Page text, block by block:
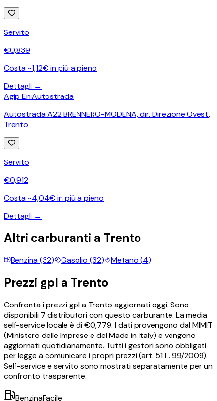
Servito
€0,839
Costa ~1,12€ in più a pieno
Dettagli →
Agip EniAutostrada
Autostrada A22 BRENNERO-MODENA, dir. Direzione Ovest,
Trento
Servito
€0,912
Costa ~4,04€ in più a pieno
Dettagli →
Altri carburanti a Trento
Benzina(32) Gasolio (32) Metano (4)
Prezzi gpl a Trento
Confronta i prezzigpla Trento aggiornati oggi. Sono
disponibili 7 distributori con questo carburante. La media
self-service locale è di €0,779. I dati provengono dal MIMIT
(Ministero delle Imprese e del Made in Italy) e vengono
aggiornati quotidianamente. Tutti i gestori sono obbligati
per legge a comunicare i propri prezzi (art. 51 L. 99/2009).
Self-service e servito sono mostrati separatamente per un
confronto trasparente.
BenzinaFacile